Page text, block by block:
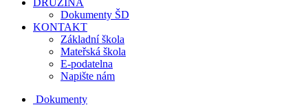
DRUŽINA
Dokumenty ŠD
KONTAKT
Základní škola
Mateřská škola
E-podatelna
Napište nám
Dokumenty